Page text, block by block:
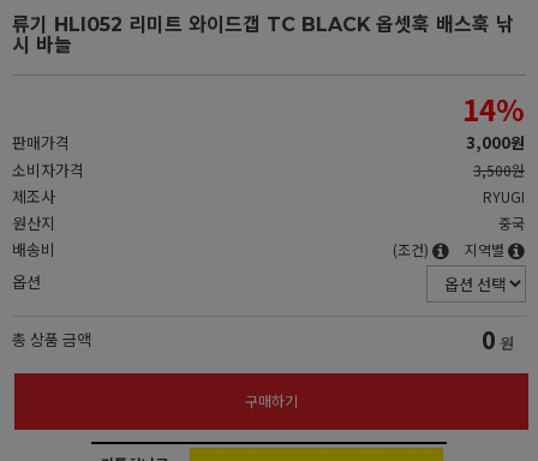
류기 HLI052 리미트 와이드갭 TC BLACK 옵셋훅 배스훅 낚
시 바늘
판매가격
14%
3,000원
소비자가격
3,500원
제조사 RYUGI
원산지 중국
배송비 (조건) 지역별
옵션
총 상품 금액 0 원
구매하기